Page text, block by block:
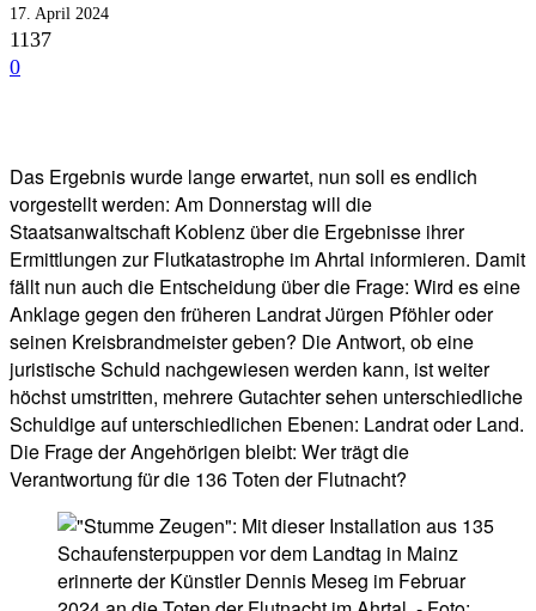
17. April 2024
1137
0
Das Ergebnis wurde lange erwartet, nun soll es endlich
vorgestellt werden: Am Donnerstag will die
Staatsanwaltschaft Koblenz über die Ergebnisse ihrer
Ermittlungen zur Flutkatastrophe im Ahrtal informieren. Damit
fällt nun auch die Entscheidung über die Frage: Wird es eine
Anklage gegen den früheren Landrat Jürgen Pföhler oder
seinen Kreisbrandmeister geben? Die Antwort, ob eine
juristische Schuld nachgewiesen werden kann, ist weiter
höchst umstritten, mehrere Gutachter sehen unterschiedliche
Schuldige auf unterschiedlichen Ebenen: Landrat oder Land.
Die Frage der Angehörigen bleibt: Wer trägt die
Verantwortung für die 136 Toten der Flutnacht?